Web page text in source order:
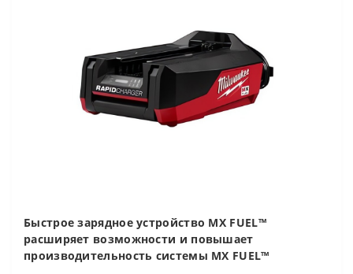
Быстрое зарядное устройство MX FUEL™
расширяет возможности и повышает
производительность системы MX FUEL™